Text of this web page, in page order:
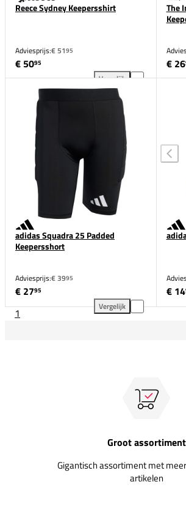
Reece Sydney Keepersshirt
Adviesprijs:€ 5195
€ 5095
Vergelijk
Reece Sydney
The
€ 26
adidas Squadra 25 Padded
Keepersshort
Adviesprijs:€ 3995
€ 2795
Vergelijk
adidas Squadra 25
€ 14
1
Groot assortiment
Gigantisch assortiment met
artikelen